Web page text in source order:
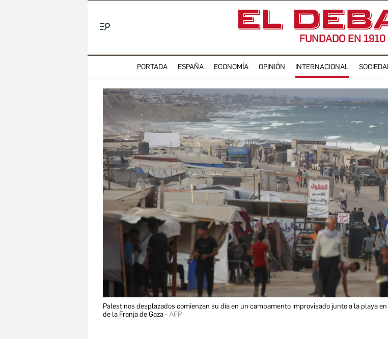
FUNDADO EN 1910
PORTADA ESPAÑA ECONOMÍA OPINIÓN INTERNACIONAL
Palestinos desplazados comienzan su día en un campamento improvisado junto a la playa
de la Franja de Gaza
AFP